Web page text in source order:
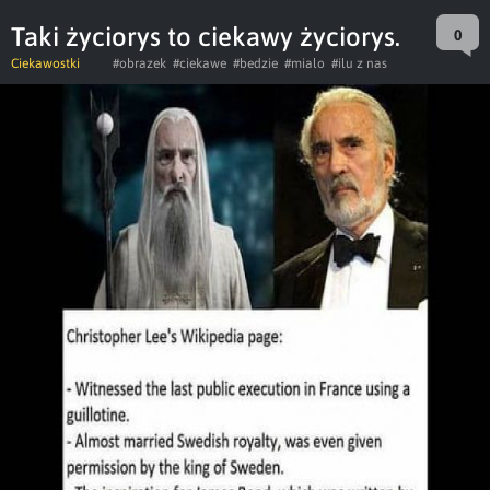
Taki życiorys to ciekawy życiorys. 0
Ciekawostki #obrazek #ciekawe #bedzie #mialo #ilu z nas